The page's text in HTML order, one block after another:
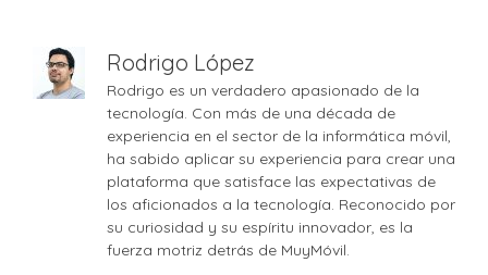
Rodrigo López
Rodrigo es un verdadero apasionado de la
tecnología. Con más de una década de
experiencia en el sector de la informática móvil,
ha sabido aplicar su experiencia para crear una
plataforma que satisface las expectativas de
los aficionados a la tecnología. Reconocido por
su curiosidad y su espíritu innovador, es la
fuerza motriz detrás de MuyMóvil.